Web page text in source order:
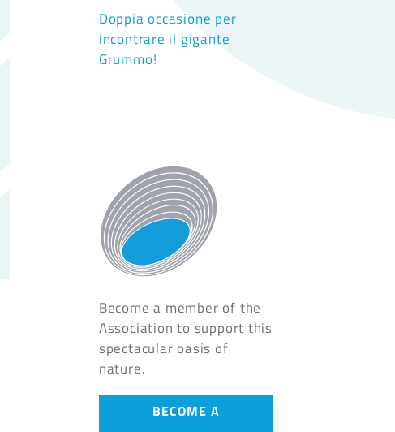
Doppia occasione per
incontrare il gigante
Grummo!
Become a member of the
Association to support this
spectacular oasis of
nature.
BECOME A